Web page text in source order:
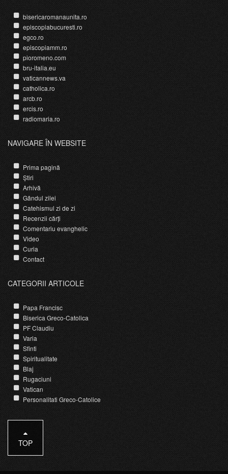
bisericaromanaunita.ro
episcopiabucuresti.ro
egco.ro
episcopiamm.ro
pioromeno.com
bru-italia.eu
vaticannews.va
catholica.ro
arcb.ro
ercis.ro
radiomaria.ro
NAVIGARE ÎN WEBSITE
Prima pagină
Știri
Arhivă
Gândul zilei
Catehismul zi de zi
Recenzii cărți
Comentariu evanghelic
Video
Curia
Contact
CATEGORII ARTICOLE
Papa Francisc
Biserica Greco-Catolica
PF Claudiu
Varia
Sfinti
Spiritualitate
Blaj
Rugaciuni
Vatican
Personalitati Greco-Catolice
TOP